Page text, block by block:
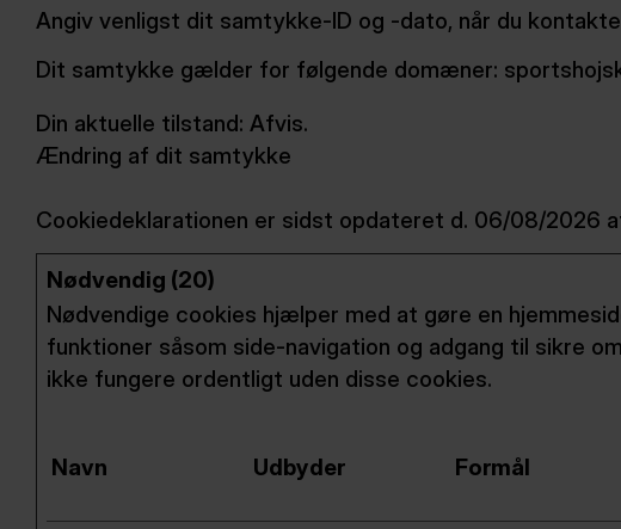
Angiv venligst dit samtykke-ID og -dato, når du
Dit samtykke gælder for følgende domæner:
Din aktuelle tilstand: Afvis.
Ændring af dit samtykke
Cookiedeklarationen er sidst opdateret d. 06/08/2026
Nødvendig (20)
Nødvendige cookies hjælper med at gøre en
funktioner såsom side-navigation og adgang til sikre
ikke fungere ordentligt uden disse cookies.
Navn Udbyder Formål